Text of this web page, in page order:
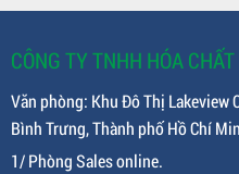
suất,
nhận
pháp
CÔNG TY TNHH HÓA
Văn phòng: Khu Đô Thị Lakeview
Bình Trưng, Thành phố Hồ Chí
1/ Phòng Sales online.